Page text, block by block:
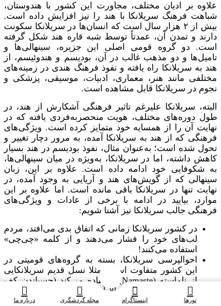
علاوه بر ادیان مختلف، مجاورت این کشور با هندوستان،
شباهت فرهنگ سریلانکا با هند را نیز افزایش داده است.
بیش از ۲ هزار سال است که انسان‌ها در سریلانکا سکونت
دارند و تمدن آن، عمدتاً توسط شبه قاره هند شکل گرفته
است. دو گروه قومی اصلی این جزیره، سینهالی‌ها و
تامیل‌ها و دو مذهب غالب در آن، بودیسم و هندوئیسم، از
هند به سریلانکا راه یافته و نفوذ فرهنگ هندی در زمینه‌های
مختلفی مانند هنر، معماری، ادبیات، موسیقی، پزشکی و
نجوم در سریلانکا قابل مشاهده است.
البته، سریلانکا علیرغم تاثیر فرهنگی آشکارش از هند، در
طول دوره‌های مختلف، هویت منحصر‌به‌فردی یافته که در
نهایت آن را از همسایه خود متمایز کرده است. ویژگی‌های
فرهنگی که از هند به سریلانکا آمده، به مرور دچار تغییر و‌
تحول شده است؛ به‌عنوان مثال، نفوذ بودیسم در هند بسیار
کاهش داشته، اما در سریلانکا، به‌ویژه در میان سینهالی‌ها،
به شکوفایی خود ادامه داده است. علاوه بر این، زبان
سینهالی که از گویش‌های هند و آریایی به وجود آمده، در
نهایت تنها در سریلانکا باقی مانده است. اما علاوه بر این
موارد، بیایید در ادامه با برخی از عادات و ویژگی‌های
فرهنگی جالب سریلانکا نیز آشنا شویم:
در کشور سریلانکا زمانی که اتفاق بدی می‌افتد، مردم
لب‌های خود را فشار می‌دهند و از کلمه «چی‌چی»
استفاده می‌کنند!
احوالپرسی‌ سریلانکا، بسته به گروه‌های قومیتی در
این کشور متفاوت است؛ مثلا نسل قدیم سریلانکایی
از ناماسته (Namaste) استفاده می‌کند (چسباندن کف
دست‌ها به یکدیگر و بالا آوردن آن تا چانه، به همراه
تکان دادن آرام سر). از سوی دیگر، سینهالی‌ها ممکن
تورها اینستاگرام مجله گردشگری درباره ما